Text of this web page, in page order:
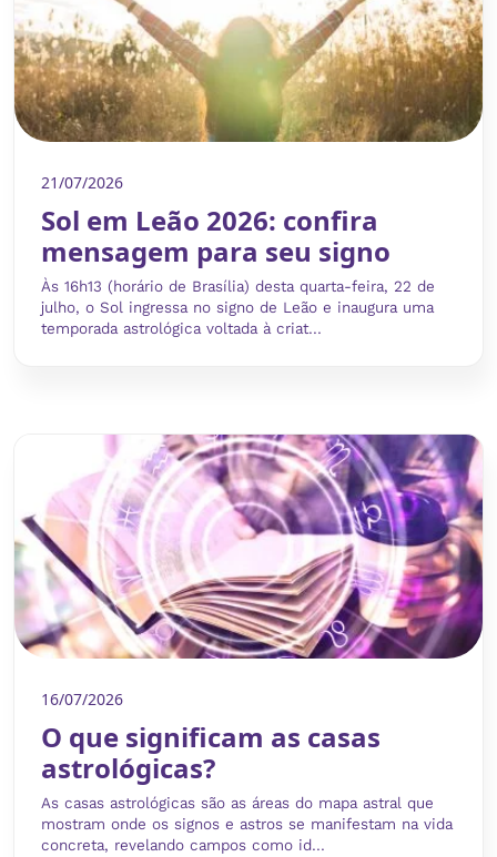
21/07/2026
Sol em Leão 2026: confira
mensagem para seu signo
Às 16h13 (horário de Brasília) desta quarta-feira, 22 de
julho, o Sol ingressa no signo de Leão e inaugura uma
temporada astrológica voltada à criat...
16/07/2026
O que significam as casas
astrológicas?
As casas astrológicas são as áreas do mapa astral que
mostram onde os signos e astros se manifestam na vida
concreta, revelando campos como id...